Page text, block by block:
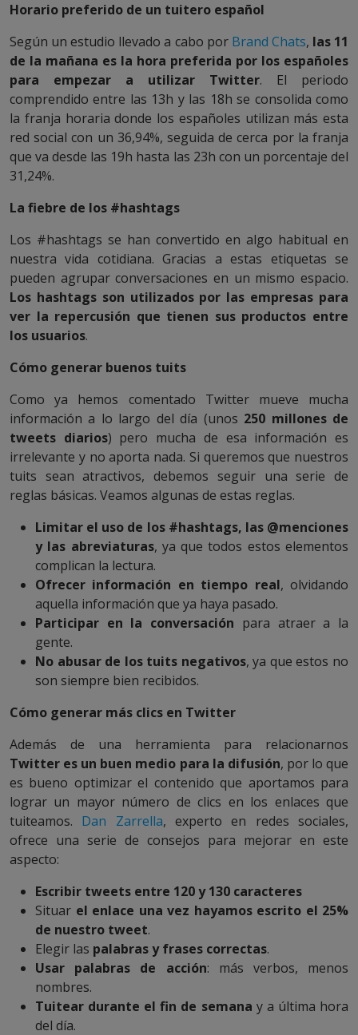
Horario preferido de un tuitero español
Según un estudio llevado a cabo por Brand Chats, las 11
de la mañana es la hora preferida por los españoles
para empezar a utilizar Twitter. El periodo
comprendido entre las 13h y las 18h se consolida como
la franja horaria donde los españoles utilizan más esta
red social con un 36,94%, seguida de cerca por la franja
que va desde las 19h hasta las 23h con un porcentaje del
31,24%.
La fiebre de los #hashtags
Los #hashtags se han convertido en algo habitual en
nuestra vida cotidiana. Gracias a estas etiquetas se
pueden agrupar conversaciones en un mismo espacio.
Los hashtags son utilizados por las empresas para
ver la repercusión que tienen sus productos entre
los usuarios.
Cómo generar buenos tuits
Como ya hemos comentado Twitter mueve mucha
información a lo largo del día (unos 250 millones de
tweets diarios) pero mucha de esa información es
irrelevante y no aporta nada. Si queremos que nuestros
tuits sean atractivos, debemos seguir una serie de
reglas básicas. Veamos algunas de estas reglas.
Limitar el uso de los #hashtags, las @menciones
y las abreviaturas, ya que todos estos elementos
complican la lectura.
Ofrecer información en tiempo real, olvidando
aquella información que ya haya pasado.
Participar en la conversación para atraer a la
gente.
No abusar de los tuits negativos, ya que estos no
son siempre bien recibidos.
Cómo generar más clics en Twitter
Además de una herramienta para relacionarnos
Twitter es un buen medio para la difusión, por lo que
es bueno optimizar el contenido que aportamos para
lograr un mayor número de clics en los enlaces que
tuiteamos. Dan Zarrella, experto en redes sociales,
ofrece una serie de consejos para mejorar en este
aspecto:
Escribir tweets entre 120 y 130 caracteres
Situar el enlace una vez hayamos escrito el 25%
de nuestro tweet.
Elegir las palabras y frases correctas.
Usar palabras de acción: más verbos, menos
nombres.
Tuitear durante el fin de semana y a última hora
del día.